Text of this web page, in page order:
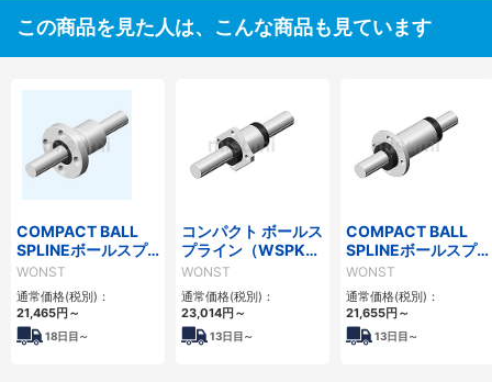
この商品を見た人は、こんな商品も見ています
COMPACT BALL
SPLINEボールスプ
ライン(WSPTFシリ
ーズ)
WONST
通常価格(税別)：
21,465円～
18日目～
コンパクト ボールス
プライン（WSPKシ
リーズ）
WONST
通常価格(税別)：
23,014円～
13日目～
COMPACT BALL
SPLINEボールスプ
ライン（WSPFLシ
リーズ）
WONST
通常価格(税別)：
21,655円～
13日目～